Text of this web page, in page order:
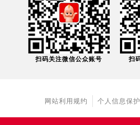
扫码关注微信公众账号 扫
网站利用规约 个人信息保护